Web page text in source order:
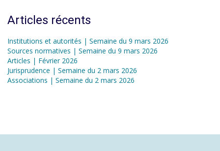
Articles récents
Institutions et autorités | Semaine du 9 mars 2026
Sources normatives | Semaine du 9 mars 2026
Articles | Février 2026
Jurisprudence | Semaine du 2 mars 2026
Associations | Semaine du 2 mars 2026